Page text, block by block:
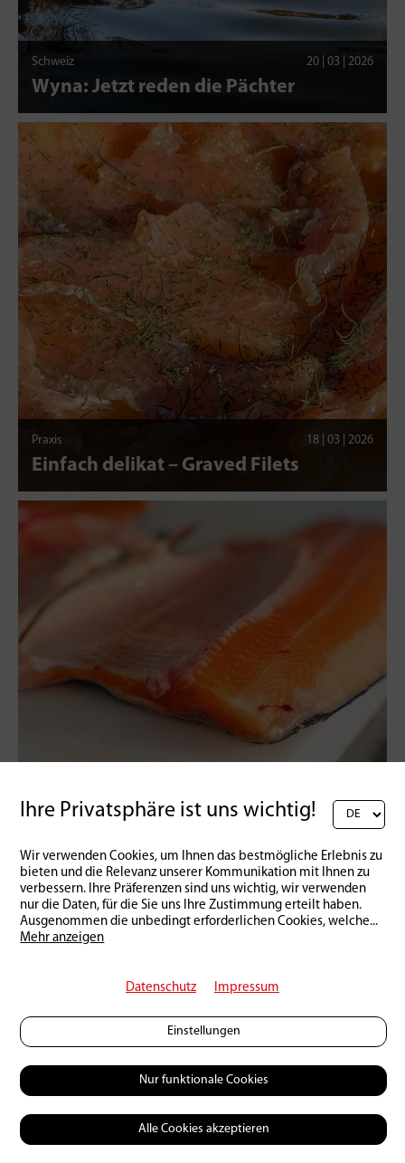
Schweiz 20 | 03 | 2026
Wyna: Jetzt reden die Pächter
Praxis 18 | 03 | 2026
Einfach delikat – Graved Filets
Schweiz | Produkte 16 | 03 | 2026
Ihre Privatsphäre ist uns wichtig!
Wir verwenden Cookies, um Ihnen das bestmögliche Erlebnis zu
bieten und die Relevanz unserer Kommunikation mit Ihnen zu
verbessern. Ihre Präferenzen sind uns wichtig, wir verwenden
nur die Daten, für die Sie uns Ihre Zustimmung erteilt haben.
Ausgenommen die unbedingt erforderlichen Cookies, welche...
Mehr anzeigen
Datenschutz Impressum
Einstellungen
Nur funktionale Cookies
Alle Cookies akzeptieren